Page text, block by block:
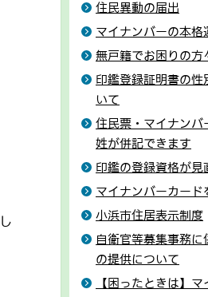
住民異動の届出
マイナンバーの本格
無戸籍でお困りの方
印鑑登録証明書の性
いて
住民票・マイナンバ
姓が併記できます
印鑑の登録資格が見
マイナンバーカード
小浜市住居表示制度
自衛官等募集事務に
の提供について
【困ったときは】